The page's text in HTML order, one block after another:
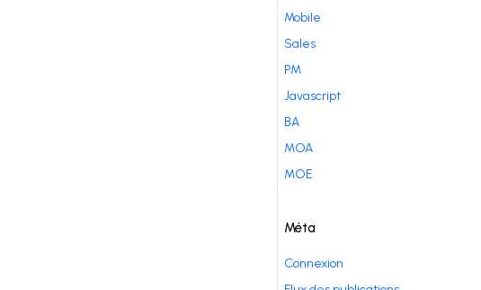
Mobile
Sales
PM
Javascript
BA
MOA
MOE
Méta
Connexion